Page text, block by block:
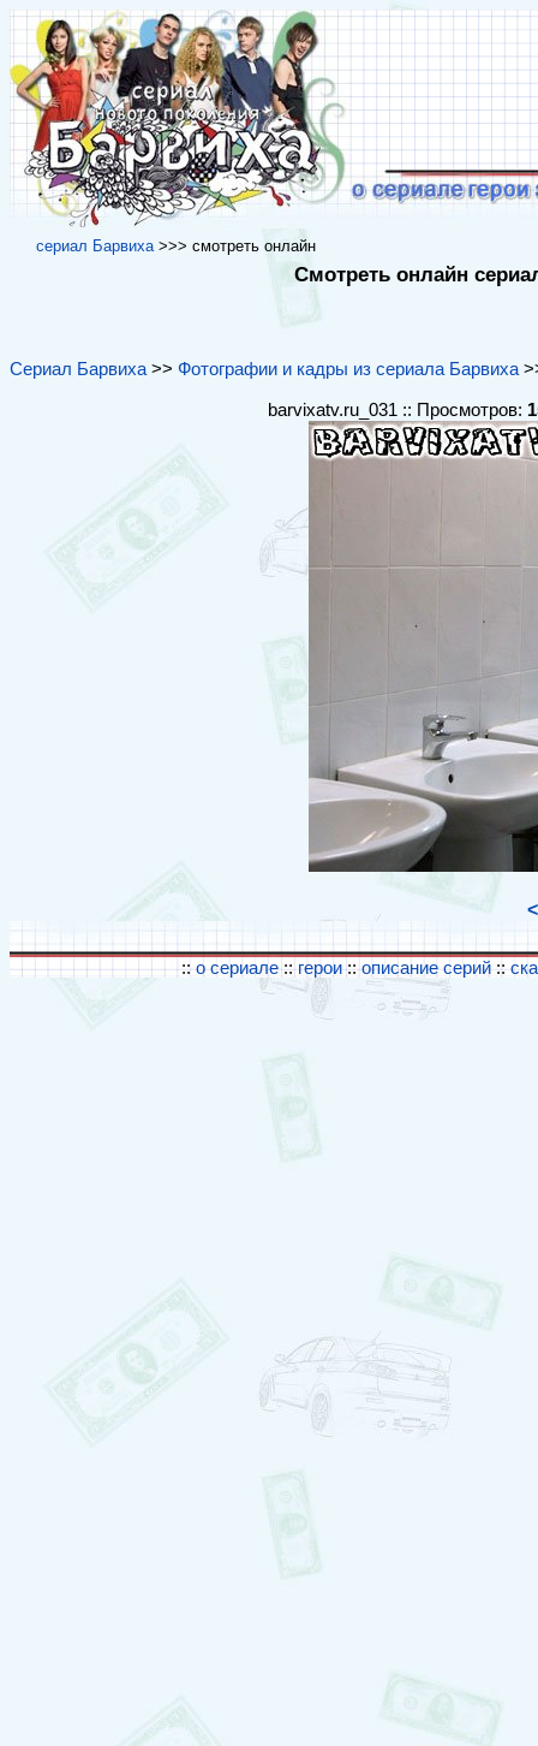
cериал Барвиха>>> cмотреть онлайн
Смотреть онлайн
Сериал Барвиха >> Фотографии и кадры из сериала Барвиха
barvixatv.ru_031 :: Просмотров:
:: о сериале:: герои::описание серий::